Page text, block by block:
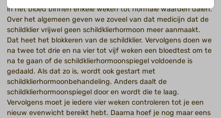
in het bloed binnen enkele weken tot normale waarden dalen.
Over het algemeen geven we zoveel van dat medicijn dat de
schildklier vrijwel geen schildklierhormoon meer aanmaakt.
Dat heet het blokkeren van de schildklier. Vervolgens doen we
na twee tot drie en na vier tot vijf weken een bloedtest om te
na te gaan of de schildklierhormoonspiegel voldoende is
gedaald. Als dat zo is, wordt ook gestart met
schildklierhormoonbehandeling. Anders daalt de
schildklierhormoonspiegel door en wordt die te laag.
Vervolgens moet je iedere vier weken controleren tot je een
nieuw evenwicht bereikt hebt. Daarna hoef je nog maar eens